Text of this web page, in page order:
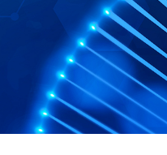
活动展会
行业新闻
分公司新闻